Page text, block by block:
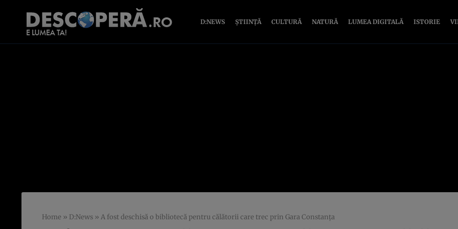
D:NEWS ȘTIINȚĂ CULTURĂ NATURĂ LUMEA DIGITALĂ ISTORIE
Home » D:News » A fost deschisă o bibliotecă pentru călătorii care trec prin Gara Constanța